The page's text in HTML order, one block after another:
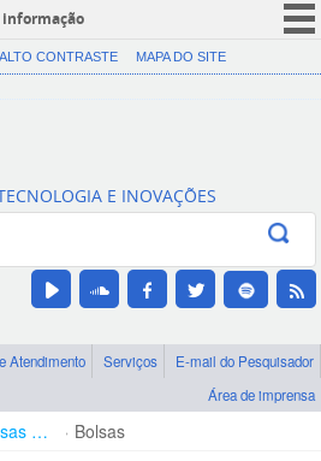
informação
CORONAVÍRUS (COVID-19)
Canais
ALTO CONTRASTE MAPA DO SITE
E INOVAÇÕES
Atendimento Serviços
E-mail do Pesquisador
Área de imprensa
Bolsas e Auxílios Vigentes Bolsas